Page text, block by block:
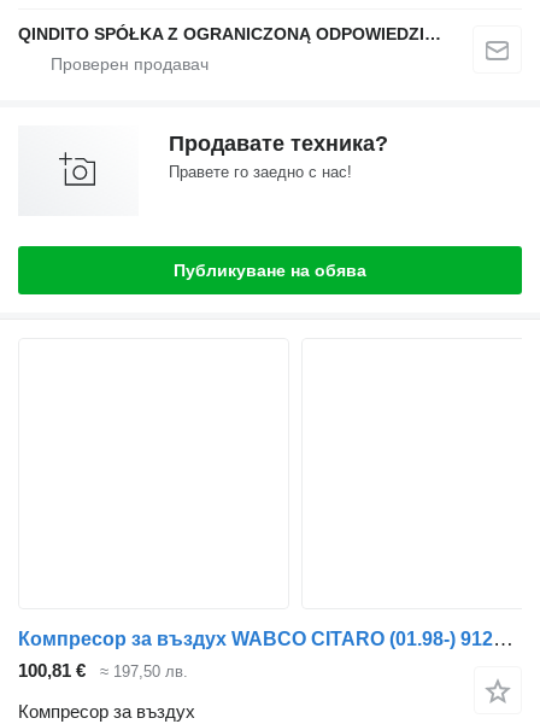
QINDITO SPÓŁKA Z OGRANICZONĄ ODPOWIEDZIALNOŚCIĄ
Продавате техника?
Правете го заедно с нас!
Публикуване на обява
Компресор за въздух WABCO CITARO (01.98-) 9125102000 за автобус Mercedes-Benz Bus II (1996-)
100,81 € ≈ 197,50 лв.
Компресор за въздух